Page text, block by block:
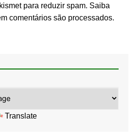
para reduzir spam. Saiba
comentários são processados.
Translate